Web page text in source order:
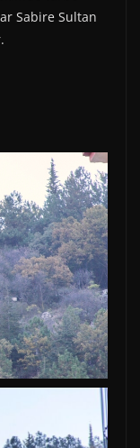
Sabire Sultan